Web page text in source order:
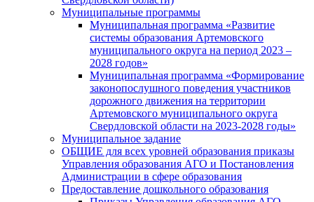
Муниципальные программы
Муниципальная программа «Развитие
системы образования Артемовского
муниципального округа на период 2023 –
2028 годов»
Муниципальная программа «Формирование
законопослушного поведения участников
дорожного движения на территории
Артемовского муниципального округа
Свердловской области на 2023-2028 годы»
Муниципальное задание
ОБЩИЕ для всех уровней образования приказы
Управления образования АГО и Постановления
Администрации в сфере образования
Предоставление дошкольного образования